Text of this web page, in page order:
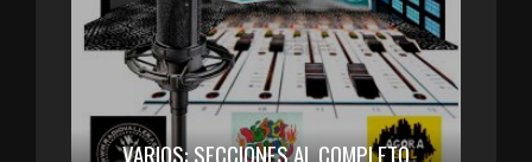
VARIOS: SECCIONES AL COMPLETO